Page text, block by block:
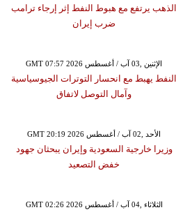
الذهب يرتفع مع هبوط النفط إثر إرجاء ترامب
ضرب إيران
GMT 07:57 2026 الإثنين ,03 آب / أغسطس
النفط يهبط مع انحسار التوترات الجيوسياسية
وآمال التوصل لاتفاق
GMT 20:19 2026 الأحد ,02 آب / أغسطس
وزيرا خارجية السعودية وإيران يبحثان جهود
خفض التصعيد
GMT 02:26 2026 الثلاثاء ,04 آب / أغسطس